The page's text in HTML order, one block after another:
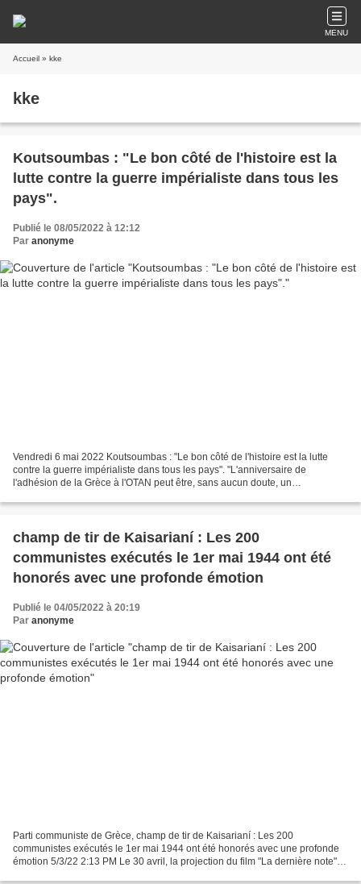
MENU
Accueil » kke
kke
Koutsoumbas : "Le bon côté de l'histoire est la
lutte contre la guerre impérialiste dans tous les
pays".
Publié le 08/05/2022 à 12:12
Par anonyme
Vendredi 6 mai 2022 Koutsoumbas : "Le bon côté de l'histoire est la lutte
contre la guerre impérialiste dans tous les pays". "L'anniversaire de
l'adhésion de la Grèce à l'OTAN peut être, sans aucun doute, un
champ de tir de Kaisarianí : Les 200
communistes exécutés le 1er mai 1944 ont été
honorés avec une profonde émotion
Publié le 04/05/2022 à 20:19
Par anonyme
Parti communiste de Grèce, champ de tir de Kaisarianí : Les 200
communistes exécutés le 1er mai 1944 ont été honorés avec une profonde
émotion 5/3/22 2:13 PM Le 30 avril, la projection du film "La dernière note"